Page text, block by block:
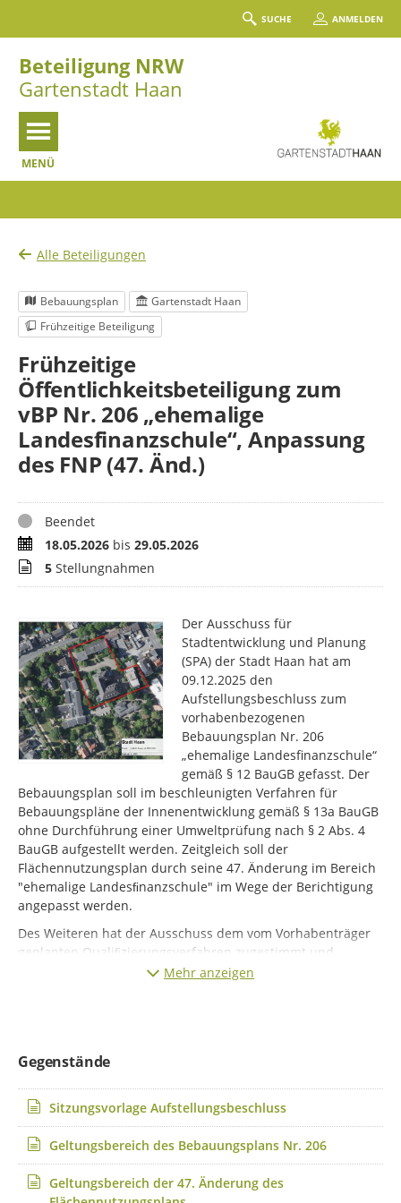
SUCHE ANMELDEN
Beteiligung NRW
Gartenstadt Haan
MENÜ
Alle Beteiligungen
Bebauungsplan
Gartenstadt Haan
Frühzeitige Beteiligung
Frühzeitige
Öffentlichkeitsbeteiligung zum
vBP Nr. 206 „ehemalige
Landesfinanzschule“, Anpassung
des FNP (47. Änd.)
StatusBeendet
Zeitraum18.05.2026 bis 29.05.2026
Stellungnahmen
5 Stellungnahmen
Der Ausschuss für
Stadtentwicklung und Planung
(SPA) der Stadt Haan hat am
09.12.2025 den
Aufstellungsbeschluss zum
vorhabenbezogenen
Bebauungsplan Nr. 206
„ehemalige Landesfinanzschule“
gemäß § 12 BauGB gefasst. Der
Bebauungsplan soll im beschleunigten Verfahren für
Bebauungspläne der Innenentwicklung gemäß § 13a BauGB
ohne Durchführung einer Umweltprüfung nach § 2 Abs. 4
BauGB aufgestellt werden. Zeitgleich soll der
Flächennutzungsplan durch seine 47. Änderung im Bereich
"ehemalige Landesﬁnanzschule" im Wege der Berichtigung
angepasst werden.
Des Weiteren hat der Ausschuss dem vom Vorhabenträger
geplanten Qualiﬁzierungsverfahren zugestimmt und
beschlossen, dass die Ergebnisse der in diesem
Mit der Aufstellung des vorhabenbezogenen
Bebauungsplans Nr. 206 „ehemalige Landesfinanzschule“
soll die erforderliche planungsrechtliche Grundlage für die
Errichtung eines neuen innerstädtischen Wohnquartiers
geschaffen werden. Dabei sollen 50 % der Wohnfläche im
geförderten Wohnungsbau und insgesamt ca. 100
Wohneinheiten errichtet werden. Auch die Barrierefreiheit
wurde explizit als Ziel für die Planung aufgenommen. Es
Mehr anzeigen
Gegenstände
Sitzungsvorlage Aufstellungsbeschluss
Geltungsbereich des Bebauungsplans Nr. 206
Geltungsbereich der 47. Änderung des